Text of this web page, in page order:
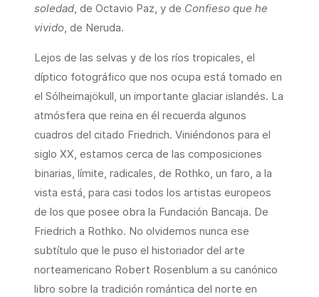
soledad, de Octavio Paz, y de Confieso que he
vivido, de Neruda.
Lejos de las selvas y de los ríos tropicales, el
díptico fotográfico que nos ocupa está tomado en
el Sólheimajökull, un importante glaciar islandés. La
atmósfera que reina en él recuerda algunos
cuadros del citado Friedrich. Viniéndonos para el
siglo XX, estamos cerca de las composiciones
binarias, límite, radicales, de Rothko, un faro, a la
vista está, para casi todos los artistas europeos
de los que posee obra la Fundación Bancaja. De
Friedrich a Rothko. No olvidemos nunca ese
subtítulo que le puso el historiador del arte
norteamericano Robert Rosenblum a su canónico
libro sobre la tradición romántica del norte en